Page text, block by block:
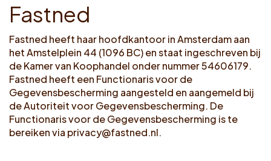
Fastned
Fastned heeft haar hoofdkantoor in Amsterdam aan
het Amstelplein 44 (1096 BC) en staat ingeschreven bij
de Kamer van Koophandel onder nummer 54606179.
Fastned heeft een Functionaris voor de
Gegevensbescherming aangesteld en aangemeld bij
de Autoriteit voor Gegevensbescherming. De
Functionaris voor de Gegevensbescherming is te
bereiken via privacy@fastned.nl.